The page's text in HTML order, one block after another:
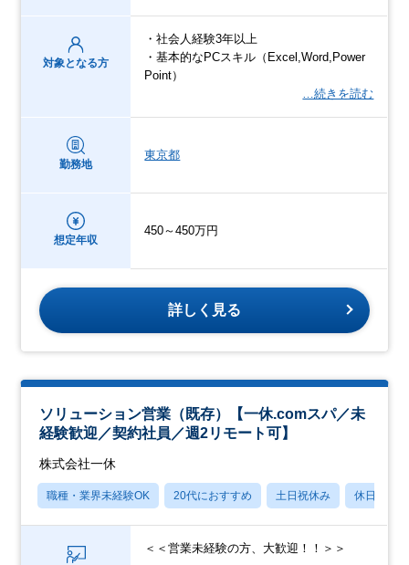
対象となる方
・社会人経験3年以上
・基本的なPCスキル（Excel,Word,Power
Point）
…続きを読む
勤務地
東京都
想定年収
450～450万円
詳しく見る
ソリューション営業（既存）【一休.comスパ／未
経験歓迎／契約社員／週2リモート可】
株式会社一休
職種・業界未経験OK 20代におすすめ 土日祝休み 休日120日
＜＜営業未経験の方、大歓迎！！＞＞